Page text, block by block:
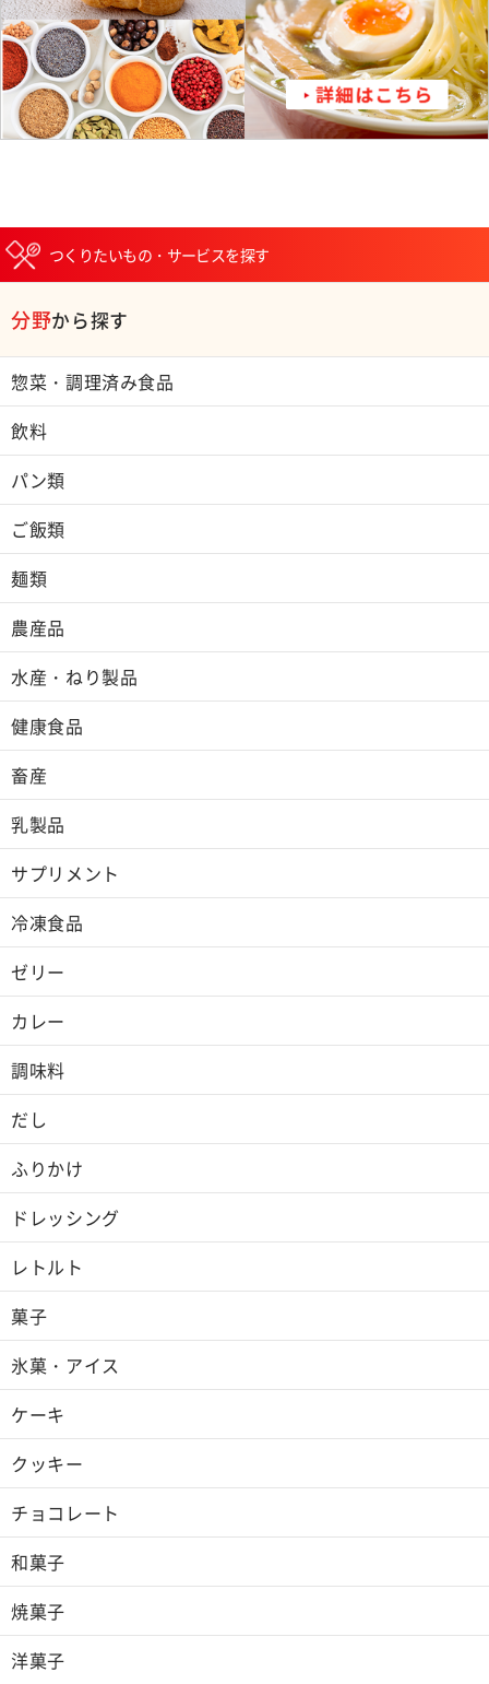
つくりたいもの・サービスを探す
分野から探す
惣菜・調理済み食品
飲料
パン類
ご飯類
麺類
農産品
水産・ねり製品
健康食品
畜産
乳製品
サプリメント
冷凍食品
ゼリー
カレー
調味料
だし
ふりかけ
ドレッシング
レトルト
菓子
氷菓・アイス
ケーキ
クッキー
チョコレート
和菓子
焼菓子
洋菓子